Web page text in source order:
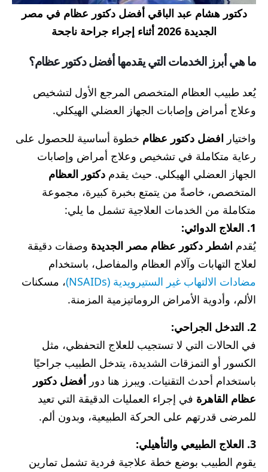
دكتور هشام عبد الباقي أفضل دكتور عظام في مصر
الجديدة 2026 أثناء إجراء جراحة ناجحة
ما هي أبرز الخدمات التي يقدمها أفضل دكتور عظام؟
يُعد طبيب العظام المتخصص المرجع الأول لتشخيص
وعلاج أمراض وإصابات الجهاز العضلي الهيكلي.
واختيار افضل دكتور عظام خطوة أساسية للحصول على
رعاية متكاملة في تشخيص وعلاج أمراض وإصابات
الجهاز العضلي الهيكلي. حيث يقدم دكتور العظام
المتخصص، خاصةً من يتمتع بخبرة كبيرة، مجموعة
متكاملة من الخدمات العلاجية تشمل ما يلي:
1. العلاج الدوائي:
يُقدم اشطر دكتور عظام مصر الجديدة وصفات دقيقة
لعلاج التهابات وآلام العظام والمفاصل، باستخدام
مضادات الالتهاب غير الستيرويدية (NSAIDs)
، مسكنات
الألم، وأدوية الأمراض الروماتيزمية المزمنة.
2. التدخل الجراحي:
في الحالات التي لا تستجيب للعلاج التحفظي، مثل
الكسور أو التمزقات الشديدة، يتدخل الطبيب جراحيًا
باستخدام أحدث التقنيات. ويبرز هنا دور أفضل دكتور
عظام القاهرة في إجراء العمليات الدقيقة التي تعيد
للمرضى قدرتهم على الحركة الطبيعية، وبدون ألم.
3. العلاج الطبيعي والتأهيلي:
يقوم الطبيب بوضع خطة علاجية فردية تشمل تمارين